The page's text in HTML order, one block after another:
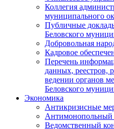
Коллегия
муниципального
Публичные
Беловского
Добровольная
Кадровое
Перечень
данных, реестров,
ведении органов
Беловского
Экономика
Антикризисные
Антимонопольный
Ведомственный